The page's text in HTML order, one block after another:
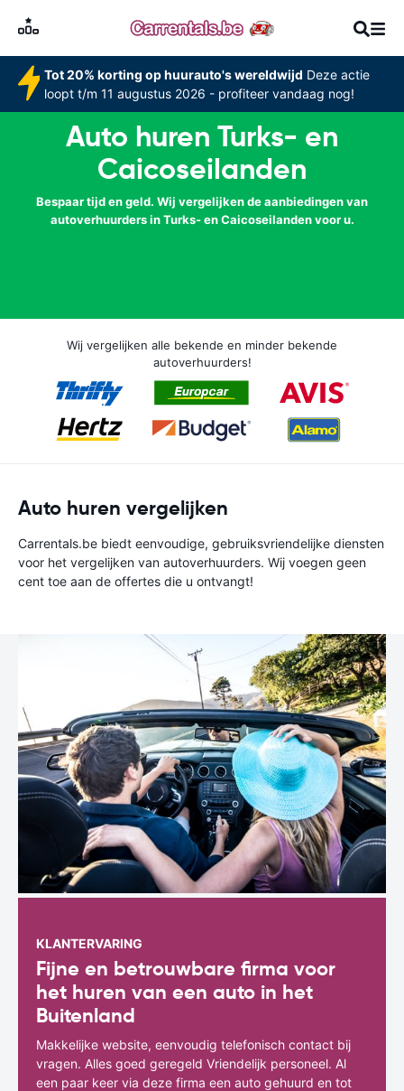
Tot 20% korting op huurauto's wereldwijd Deze actie
loopt t/m 11 augustus 2026 - profiteer vandaag nog!
Auto huren Turks- en
Caicoseilanden
Bespaar tijd en geld. Wij vergelijken de aanbiedingen van
autoverhuurders in Turks- en Caicoseilanden voor u.
Wij vergelijken alle bekende en minder bekende
autoverhuurders!
Auto huren vergelijken
Carrentals.be biedt eenvoudige, gebruiksvriendelijke diensten
voor het vergelijken van autoverhuurders. Wij voegen geen
cent toe aan de offertes die u ontvangt!
KLANTERVARING
Fijne en betrouwbare firma voor
het huren van een auto in het
Buitenland
Makkelijke website, eenvoudig telefonisch contact bij
vragen. Alles goed geregeld Vriendelijk personeel. Al
een paar keer via deze firma een auto gehuurd en tot